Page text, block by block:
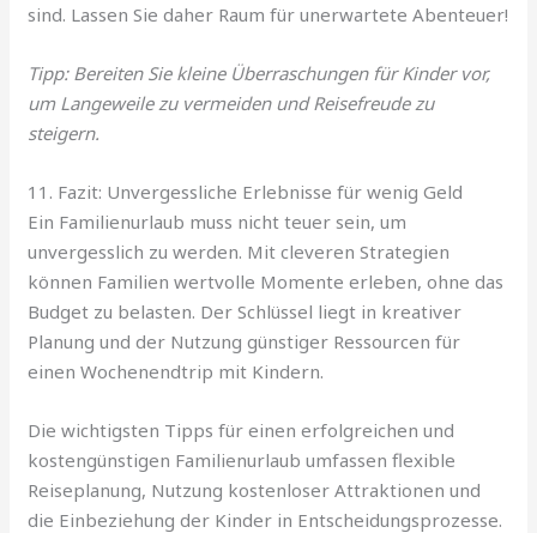
sind. Lassen Sie daher Raum für unerwartete Abenteuer!
Tipp: Bereiten Sie kleine Überraschungen für Kinder vor,
um Langeweile zu vermeiden und Reisefreude zu
steigern.
11. Fazit: Unvergessliche Erlebnisse für wenig Geld
Ein Familienurlaub muss nicht teuer sein, um
unvergesslich zu werden. Mit cleveren Strategien
können Familien wertvolle Momente erleben, ohne das
Budget zu belasten. Der Schlüssel liegt in kreativer
Planung und der Nutzung günstiger Ressourcen für
einen Wochenendtrip mit Kindern.
Die wichtigsten Tipps für einen erfolgreichen und
kostengünstigen Familienurlaub umfassen flexible
Reiseplanung, Nutzung kostenloser Attraktionen und
die Einbeziehung der Kinder in Entscheidungsprozesse.